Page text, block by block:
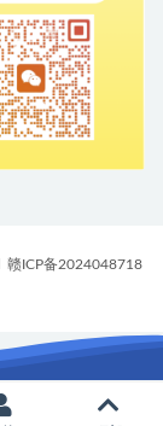
赣ICP备2024048718